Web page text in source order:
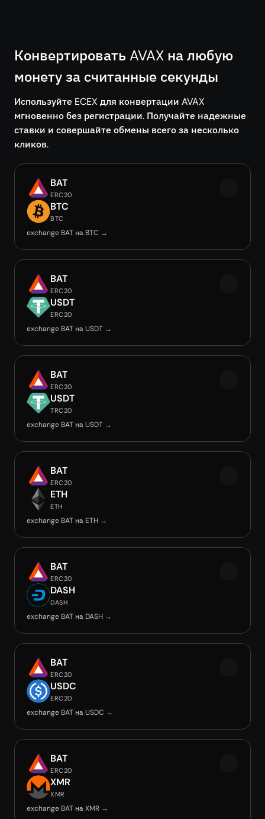
Конвертировать AVAX на любую
монету за считанные секунды
Используйте ECEX для конвертации AVAX
мгновенно без регистрации. Получайте надежные
ставки и совершайте обмены всего за несколько
кликов.
BAT
ERC20
BTC
BTC
exchange BAT на BTC →
BAT
ERC20
USDT
ERC20
exchange BAT на USDT →
BAT
ERC20
USDT
TRC20
exchange BAT на USDT →
BAT
ERC20
ETH
ETH
exchange BAT на ETH →
BAT
ERC20
DASH
DASH
exchange BAT на DASH →
BAT
ERC20
USDC
ERC20
exchange BAT на USDC →
BAT
ERC20
XMR
XMR
exchange BAT на XMR →